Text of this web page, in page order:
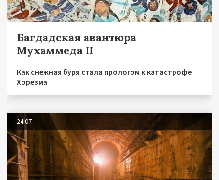
Багдадская авантюра
Мухаммеда II
Как снежная буря стала прологом к катастрофе
Хорезма
24.07